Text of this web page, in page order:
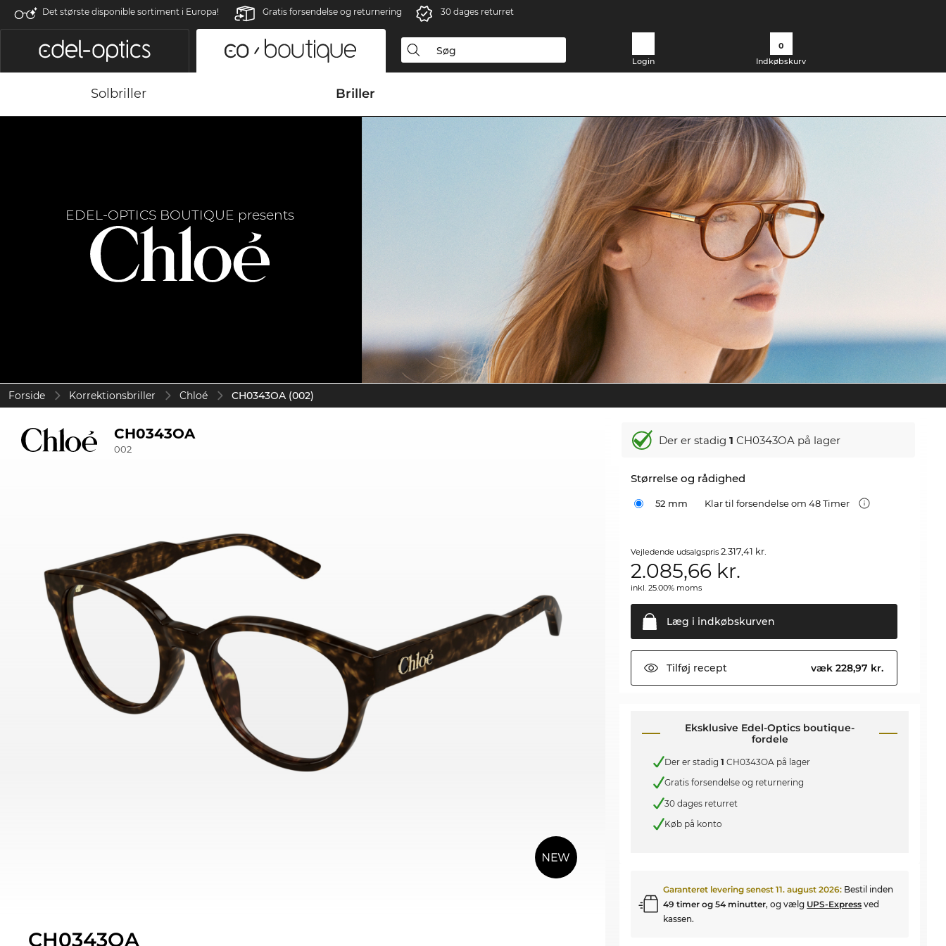
Det største disponible sortiment i Europa! Gratis forsendelse og returnering 30 dages returret
Login
0
Indkøbskurv
Solbriller Briller
EDEL-OPTICS BOUTIQUE presents
Forside Korrektionsbriller Chloé CH0343OA (002)
CH0343OA
002
CH0343OA
Der er stadig1 CH0343OA på lager
Størrelse og rådighed
52 mm Klar til forsendelse om 48 Timer
Vejledende udsalgspris2.317,41 kr.
2.085,66 kr.
inkl. 25.00% moms
Læg i indkøbskurven
Tilføj recept væk 228,97 kr.
Eksklusive Edel-Optics boutique-
fordele
Der er stadig1 CH0343OA på lager
Gratis forsendelse og returnering
30 dages returret
Køb på konto
Garanteret levering senest11. august 2026: Bestil inden
49 timer og 54 minutter, og vælg UPS-Express ved
kassen.